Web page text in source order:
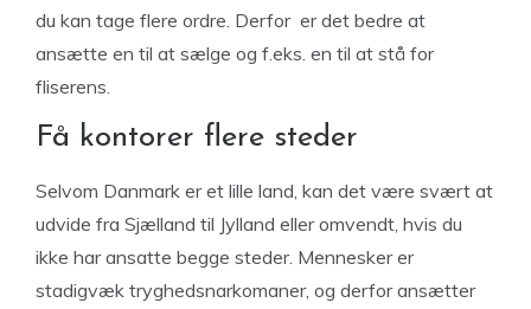
du kan tage flere ordre. Derfor er det bedre at
ansætte en til at sælge og f.eks. en til at stå for
fliserens.
Få kontorer flere steder
Selvom Danmark er et lille land, kan det være svært at
udvide fra Sjælland til Jylland eller omvendt, hvis du
ikke har ansatte begge steder. Mennesker er
stadigvæk tryghedsnarkomaner, og derfor ansætter